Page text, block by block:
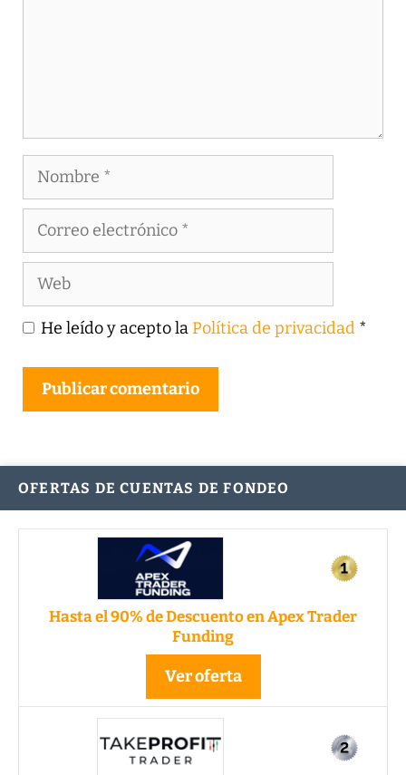
Nombre
Correo
Web
He leído y acepto laPolítica de privacidad *
OFERTAS DE CUENTAS DE FONDEO
Hasta el 90% de Descuento en Apex Trader
Funding
Ver oferta